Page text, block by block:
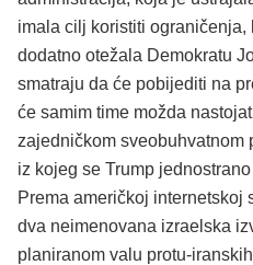
imala cilj koristiti ograničenja,
dodatno otežala Demokratu
smatraju da će pobijediti na
će samim time možda
zajedničkom sveobuhvatnom
iz kojeg se Trump
Prema američkoj internetskoj
dva neimenovana izraelska
planiranom valu protu-